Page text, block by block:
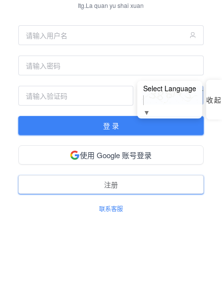
Itg.La quan yu shai xuan
登 录
使用 Google 账号登录
注册
联系客服
收起
Select Language
▼